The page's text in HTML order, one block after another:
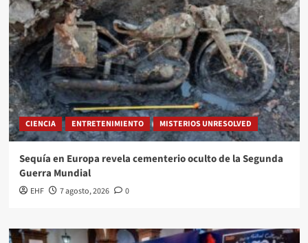
CIENCIA ENTRETENIMIENTO MISTERIOS UNRESOLVED
Sequía en Europa revela cementerio oculto de la Segunda
Guerra Mundial
EHF 7 agosto, 2026 0